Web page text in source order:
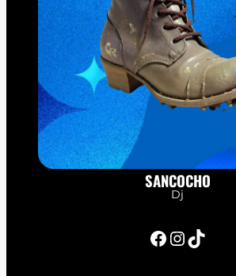
SANCOCHO
Dj
Facebook InstagramTikTok